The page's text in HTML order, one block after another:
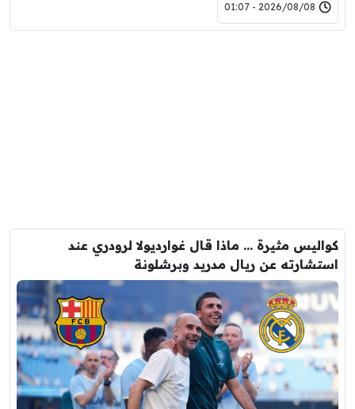
2026/08/08 - 01:07
كواليس مثيرة … ماذا قال غوارديولا لرودري عند
استشارته عن ريال مدريد وبرشلونة